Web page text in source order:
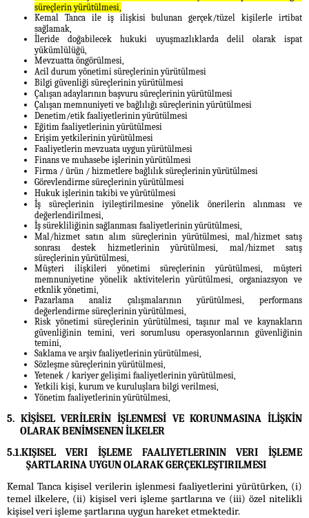
süreçlerin yürütülmesi,
Kemal Tanca ile iş ilişkisi bulunan gerçek/tüzel kişilerle irtibat
sağlamak,
İleride doğabilecek hukuki uyuşmazlıklarda delil olarak ispat
yükümlülüğü,
Mevzuatta öngörülmesi,
Acil durum yönetimi süreçlerinin yürütülmesi
Bilgi güvenliği süreçlerinin yürütülmesi
Çalışan adaylarının başvuru süreçlerinin yürütülmesi
Çalışan memnuniyeti ve bağlılığı süreçlerinin yürütülmesi
Denetim/etik faaliyetlerinin yürütülmesi
Eğitim faaliyetlerinin yürütülmesi
Erişim yetkilerinin yürütülmesi
Faaliyetlerin mevzuata uygun yürütülmesi
Finans ve muhasebe işlerinin yürütülmesi
Firma / ürün / hizmetlere bağlılık süreçlerinin yürütülmesi
Görevlendirme süreçlerinin yürütülmesi
Hukuk işlerinin takibi ve yürütülmesi
İş süreçlerinin iyileştirilmesine yönelik önerilerin alınması ve
değerlendirilmesi,
İş sürekliliğinin sağlanması faaliyetlerinin yürütülmesi,
Mal/hizmet satın alım süreçlerinin yürütülmesi, mal/hizmet satış
sonrası destek hizmetlerinin yürütülmesi, mal/hizmet satış
süreçlerinin yürütülmesi,
Müşteri ilişkileri yönetimi süreçlerinin yürütülmesi, müşteri
memnuniyetine yönelik aktivitelerin yürütülmesi, organiazsyon ve
etknlik yönetimi,
Pazarlama analiz çalışmalarının yürütülmesi, performans
değerlendirme süreçlerinin yürütülmesi,
Risk yönetimi süreçlerinin yürütülmesi, taşınır mal ve kaynakların
güvenliğinin temini, veri sorumlusu operasyonlarının güvenliğinin
temini,
Saklama ve arşiv faaliyetlerinin yürütülmesi,
Sözleşme süreçlerinin yürütülmesi,
Yetenek / kariyer gelişimi faaliyetlerinin yürütülmesi,
Yetkili kişi, kurum ve kuruluşlara bilgi verilmesi,
Yönetim faaliyetlerinin yürütülmesi,
5. KİŞİSEL VERİLERİN İŞLENMESİ VE KORUNMASINA İLİŞKİN
OLARAK BENİMSENEN İLKELER
5.1.KIŞISEL VERI İŞLEME FAALIYETLERININ VERI İŞLEME
ŞARTLARINA UYGUN OLARAK GERÇEKLEŞTIRILMESI
Kemal Tanca kişisel verilerin işlenmesi faaliyetlerini yürütürken, (i)
temel ilkelere, (ii) kişisel veri işleme şartlarına ve (iii) özel nitelikli
kişisel veri işleme şartlarına uygun hareket etmektedir.